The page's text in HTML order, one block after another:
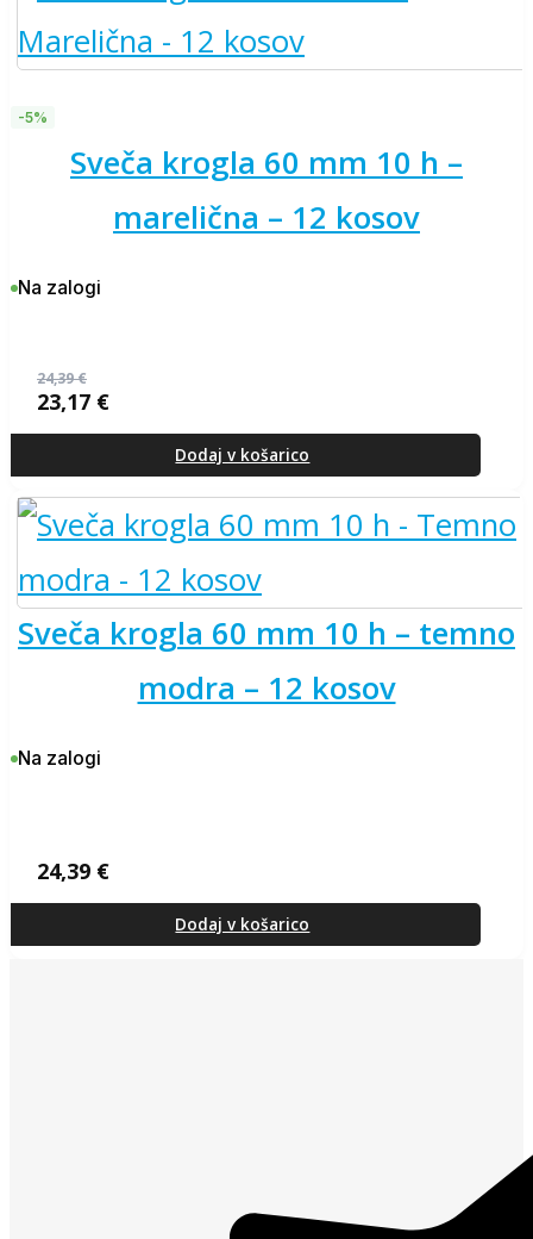
-5%
sveča krogla 60 mm 10 h –
marelična – 12 kosov
Na zalogi
24,39€
cena
24,39 €.
23,17 €
cena
Dodaj v košarico
sveča krogla 60 mm 10 h – temno
modra – 12 kosov
Na zalogi
24,39 €
Dodaj v košarico